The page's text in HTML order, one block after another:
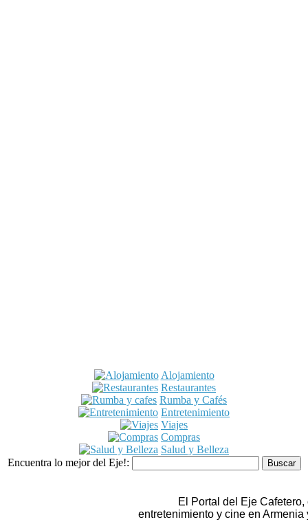
Alojamiento
Restaurantes
Rumba y Cafés
Entretenimiento
Viajes
Compras
Salud y Belleza
Encuentra lo mejor del Eje!:
El Portal del Eje
entretenimiento y cine en